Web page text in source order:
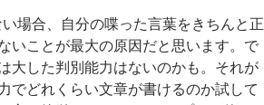
場合、自分の喋った言葉をきちんと正
いことが最大の原因だと思います。で
大した判別能力はないのかも。それが
でどれくらい文章が書けるのか試して